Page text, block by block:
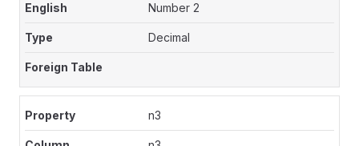
Number 2
Decimal
n3